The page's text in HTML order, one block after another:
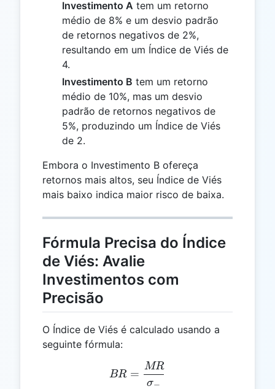
Investimento A tem um retorno
médio de 8% e um desvio padrão
de retornos negativos de 2%,
resultando em um Índice de Viés de
4.
Investimento B tem um retorno
médio de 10%, mas um desvio
padrão de retornos negativos de
5%, produzindo um Índice de Viés
de 2.
Embora o Investimento B ofereça
retornos mais altos, seu Índice de Viés
mais baixo indica maior risco de baixa.
Fórmula Precisa do Índice
de Viés: Avalie
Investimentos com
Precisão
O Índice de Viés é calculado usando a
seguinte fórmula:
BR =
BR =
σ−
MR